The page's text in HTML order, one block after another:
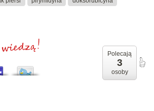
Polecają
3
osoby